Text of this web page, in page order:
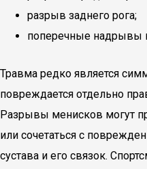
разрыв заднего рога;
поперечные надрывы
Травма редко является
повреждается отдельно
Разрывы менисков могут
или сочетаться с
сустава и его связок.